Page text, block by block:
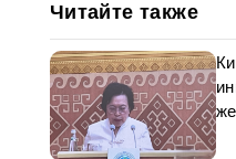
Читайте также